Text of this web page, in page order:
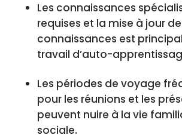
Les connaissances
requises et la mise à jour
connaissances est
travail d’auto-
Les périodes de voyage
pour les réunions et les
peuvent nuire à la vie
sociale.